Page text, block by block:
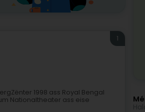
1
1998 ass Royal Bengal
Nationaltheater ass eise